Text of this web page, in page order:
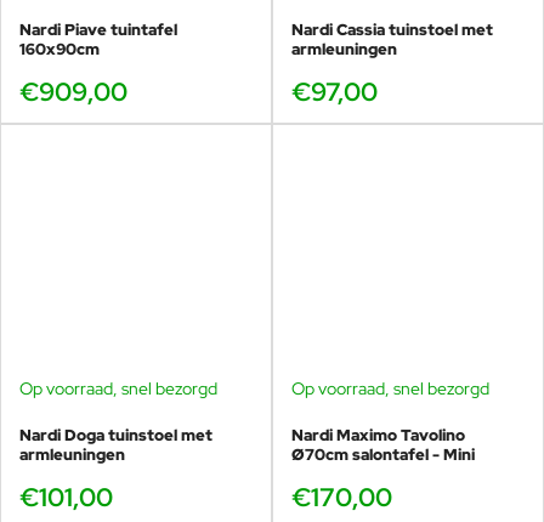
Nardi Piave tuintafel
160x90cm
€909,00
Nardi Cassia tuinstoel met
armleuningen
€97,00
Op voorraad, snel bezorgd
Nardi Doga tuinstoel met
armleuningen
€101,00
Op voorraad, snel bezorgd
Nardi Maximo Tavolino
Ø70cm salontafel - Mini
€170,00